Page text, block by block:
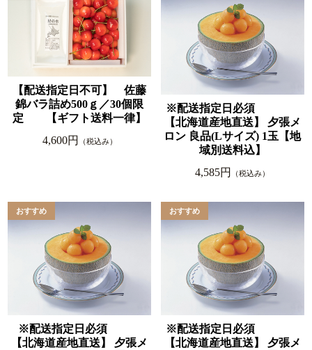
【配送指定日不可】 佐藤
錦バラ詰め500ｇ／30個限
定 【ギフト送料一律】
4,600円
（税込み）
※配送指定日必須
【北海道産地直送】 夕張メ
ロン 良品(Lサイズ) 1玉【地
域別送料込】
4,585円
（税込み）
※配送指定日必須
【北海道産地直送】 夕張メ
※配送指定日必須
【北海道産地直送】 夕張メ